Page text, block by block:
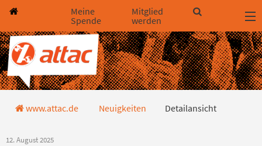
Direkt zum Hauptinhalt springen
Direkt zur Haupt-Navigation springen
Direkt zur Service-Navigation springen
Direkt zur Footer-Navigation springen
Direkt zum Footerinhalt springen
Meine
Spende
Mitglied
werden
Detailansicht
www.attac.de Neuigkeiten Detailansicht
12. August 2025